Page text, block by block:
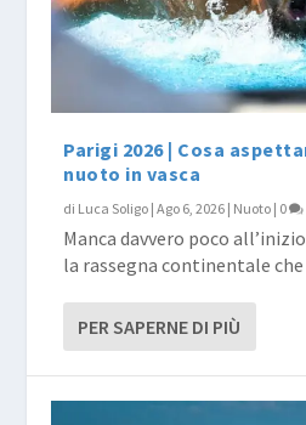
29 – Dummy… notizie sul
Italian...
37 – Ultima Bracciata,
Parigi 2026 | Cosa
nuoto in vasca
di Luca Soligo |Ago 6, 2026 | Nuoto | 0
Manca davvero poco
la rassegna continentale che
PER SAPERNE DI PIÙ